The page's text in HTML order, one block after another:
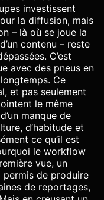
investissent
la diffusion, mais
– là où se joue la
contenu – reste
C’est
avec des pneus en
Ce
et pas seulement
le même
manque de
d’habitude et
ce qu’il est
le workflow
vue, un
de produire
de reportages,